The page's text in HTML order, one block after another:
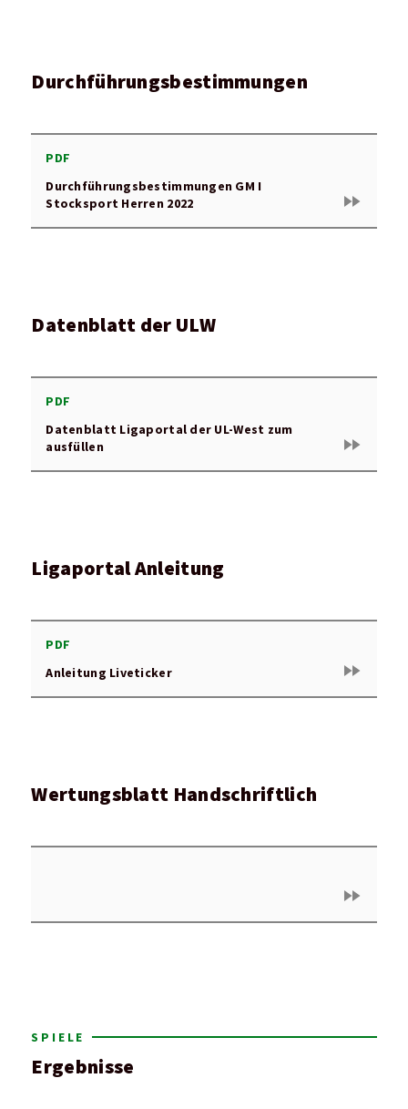
Durchführungsbestimmungen
PDF
Durchführungsbestimmungen GM I
Stocksport Herren 2022
fast_forward
Datenblatt der ULW
PDF
Datenblatt Ligaportal der UL-West zum
ausfüllen
fast_forward
Ligaportal Anleitung
PDF
Anleitung Liveticker
fast_forward
Wertungsblatt Handschriftlich
fast_forward
SPIELE
Ergebnisse